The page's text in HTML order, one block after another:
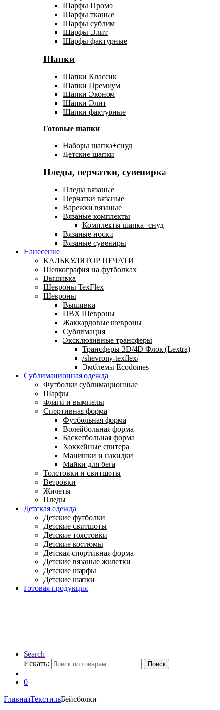
Шарфы Промо
Шарфы тканые
Шарфы сублим
Шарфы Элит
Шарфы фактурные
Шапки
Шапки Классик
Шапки Премиум
Шапки Эконом
Шапки Элит
Шапки фактурные
Готовые шапки
Наборы шапка+снуд
Детские шапки
Пледы, перчатки, сувенирка
Пледы вязаные
Перчатки вязаные
Варежки вязаные
Вязаные комплекты
Комплекты шапка+снуд
Вязаные носки
Вязаные сувениры
Нанесение
КАЛЬКУЛЯТОР ПЕЧАТИ
Шелкография на футболках
Вышивка
Шевроны TexFlex
Шевроны
Вышивка
ПВХ Шевроны
Жаккардовые шевроны
Сублимация
Эксклюзивные трансферы
Трансферы 3D/4D Флок (Lextra)
/shevrony-texflex/
Эмблемы Ecodomes
Сублимационная одежда
Футболки сублимационные
Шарфы
Флаги и вымпелы
Спортивная форма
Футбольная форма
Волейбольная форма
Баскетбольная форма
Хоккейные свитера
Манишки и накидки
Майки для бега
Толстовки и свитшоты
Ветровки
Жилеты
Пледы
Детская одежда
Детские футболки
Детские свитшоты
Детские толстовки
Детские костюмы
Детская спортивная форма
Детские вязаные жилетки
Детские шарфы
Детские шапки
Готовая продукция
Search
Искать:
Поиск
0
ГлавнаяТекстильБейсболки